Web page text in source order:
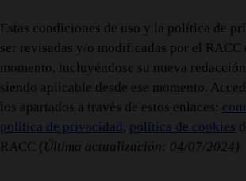
Estas condiciones de uso y la política de
ser revisadas y/o modificadas por el RACC
momento, incluyéndose su nueva
siendo aplicable desde ese momento.
los apartados a través de estos enlaces:
política de privacidad, política de cookies
RACC ( Última actualización: 04/07/2024)